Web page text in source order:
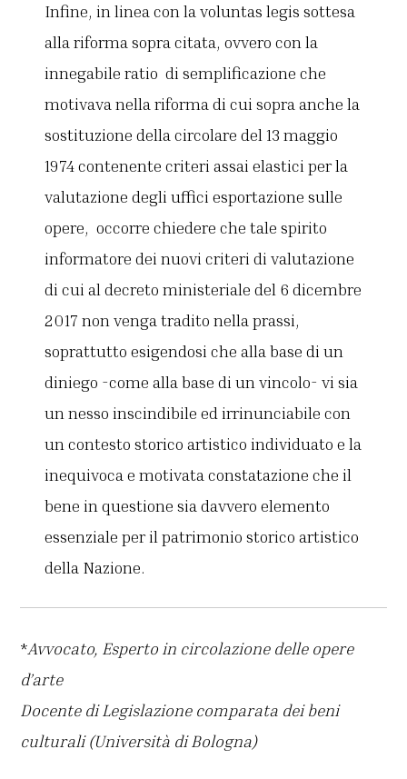
Infine, in linea con la voluntas legis sottesa
alla riforma sopra citata, ovvero con la
innegabile ratio di semplificazione che
motivava nella riforma di cui sopra anche la
sostituzione della circolare del 13 maggio
1974 contenente criteri assai elastici per la
valutazione degli uffici esportazione sulle
opere, occorre chiedere che tale spirito
informatore dei nuovi criteri di valutazione
di cui al decreto ministeriale del 6 dicembre
2017 non venga tradito nella prassi,
soprattutto esigendosi che alla base di un
diniego -come alla base di un vincolo- vi sia
un nesso inscindibile ed irrinunciabile con
un contesto storico artistico individuato e la
inequivoca e motivata constatazione che il
bene in questione sia davvero elemento
essenziale per il patrimonio storico artistico
della Nazione.
*Avvocato, Esperto in circolazione delle opere
d’arte
Docente di Legislazione comparata dei beni
culturali (Università di Bologna)